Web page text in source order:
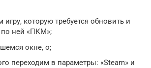
игру, которую требуется обновить и
ней «ПКМ»;
окне, о;
переходим в параметры: «Steam» и